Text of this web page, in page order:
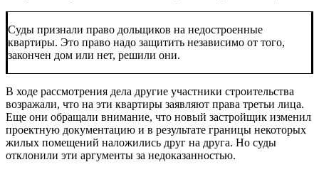
Суды признали право дольщиков на недостроенные
квартиры. Это право надо защитить независимо от того,
закончен дом или нет, решили они.
В ходе рассмотрения дела другие участники строительства
возражали, что на эти квартиры заявляют права третьи лица.
Еще они обращали внимание, что новый застройщик изменил
проектную документацию и в результате границы некоторых
жилых помещений наложились друг на друга. Но суды
отклонили эти аргументы за недоказанностью.